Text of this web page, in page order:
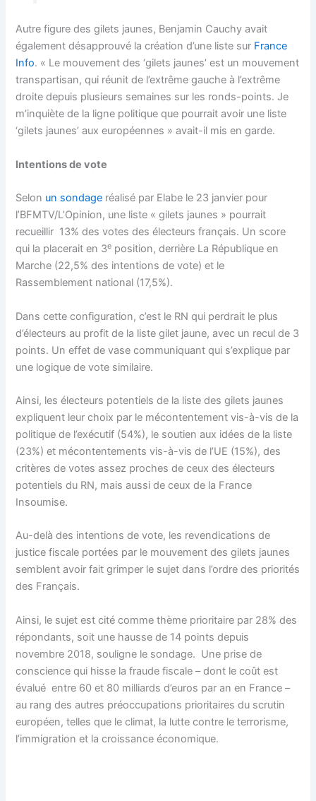
Autre figure des gilets jaunes, Benjamin Cauchy avait
également désapprouvé la création d’une liste sur France
Info. « Le mouvement des ‘gilets jaunes’ est un mouvement
transpartisan, qui réunit de l’extrême gauche à l’extrême
droite depuis plusieurs semaines sur les ronds-points. Je
m’inquiète de la ligne politique que pourrait avoir une liste
‘gilets jaunes’ aux européennes » avait-il mis en garde.
Intentions de vote
Selon un sondage réalisé par Elabe le 23 janvier pour
l’BFMTV/L’Opinion, une liste « gilets jaunes » pourrait
recueillir 13% des votes des électeurs français. Un score
qui la placerait en 3e position, derrière La République en
Marche (22,5% des intentions de vote) et le
Rassemblement national (17,5%).
Dans cette configuration, c’est le RN qui perdrait le plus
d’électeurs au profit de la liste gilet jaune, avec un recul de 3
points. Un effet de vase communiquant qui s’explique par
une logique de vote similaire.
Ainsi, les électeurs potentiels de la liste des gilets jaunes
expliquent leur choix par le mécontentement vis-à-vis de la
politique de l’exécutif (54%), le soutien aux idées de la liste
(23%) et mécontentements vis-à-vis de l’UE (15%), des
critères de votes assez proches de ceux des électeurs
potentiels du RN, mais aussi de ceux de la France
Insoumise.
Au-delà des intentions de vote, les revendications de
justice fiscale portées par le mouvement des gilets jaunes
semblent avoir fait grimper le sujet dans l’ordre des priorités
des Français.
Ainsi, le sujet est cité comme thème prioritaire par 28% des
répondants, soit une hausse de 14 points depuis
novembre 2018, souligne le sondage. Une prise de
conscience qui hisse la fraude fiscale – dont le coût est
évalué entre 60 et 80 milliards d’euros par an en France –
au rang des autres préoccupations prioritaires du scrutin
européen, telles que le climat, la lutte contre le terrorisme,
l’immigration et la croissance économique.